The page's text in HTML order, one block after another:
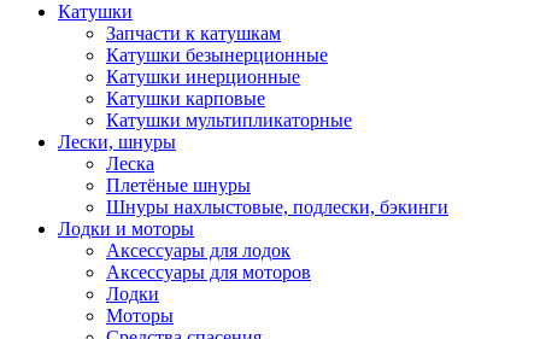
Катушки
Запчасти к катушкам
Катушки безынерционные
Катушки инерционные
Катушки карповые
Катушки мультипликаторные
Лески, шнуры
Леска
Плетёные шнуры
Шнуры нахлыстовые, подлески, бэкинги
Лодки и моторы
Аксессуары для лодок
Аксессуары для моторов
Лодки
Моторы